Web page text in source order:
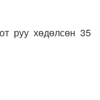
руу хөдөлсөн 35